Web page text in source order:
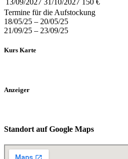
13/09/2027 31/10/2027 150 €
Termine für die Aufstockung
18/05/25 – 20/05/25
21/09/25 – 23/09/25
Kurs Karte
Anzeiger
Standort auf Google Maps